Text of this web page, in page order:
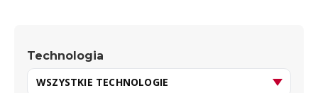
Technologia